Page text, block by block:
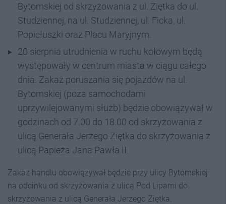
Bytomskiej od skrzyżowania z ul Ziętka do ul
Studziennej, na ul Studziennej, ul Ficka, ul
Popiełuszki oraz Placu Maryjnym.
20 sierpnia utrudnienia w ruchu kołowym będą
występowały w centrum miasta w ciągu całego
dnia. Zakaz poruszania się pojazdów na ul.
Bytomskiej (poza samochodami
uprzywilejowanymi służb) będzie obowiązywał w
godzinach od 7.00 do 18.00 od skrzyżowania z
ulicą Generała Jerzego Ziętka do skrzyżowania z
ulicą Papieża Jana Pawła II.
Zakaz handlu obowiązywał będzie przy ulicy Bytomskiej
na odcinku od skrzyżowania z ulicą Pod Lipami do
skrzyżowania z ulicą Generała Jerzego Ziętka.